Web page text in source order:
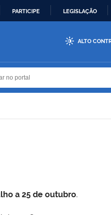
PARTICIPE LEGISLAÇÃO
ALTO
a 25 de outubro.